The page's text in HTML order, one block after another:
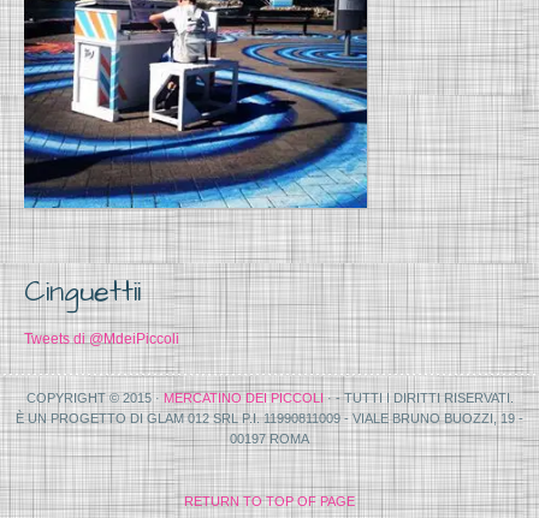
Cinguettii
Tweets di @MdeiPiccoli
COPYRIGHT © 2015 ·MERCATINO DEI PICCOLI· - TUTTI I DIRITTI RISERVATI.
È UN PROGETTO DI GLAM 012 SRL P.I. 11990811009 - VIALE BRUNO BUOZZI, 19 -
00197 ROMA
RETURN TO TOP OF PAGE